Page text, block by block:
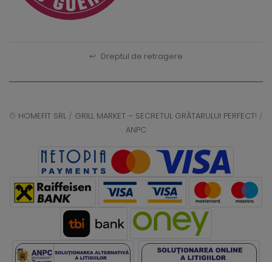
↩ Dreptul de retragere
© HOMEFIT SRL / GRILL MARKET – SECRETUL GRĂTARULUI PERFECT! /
ANPC